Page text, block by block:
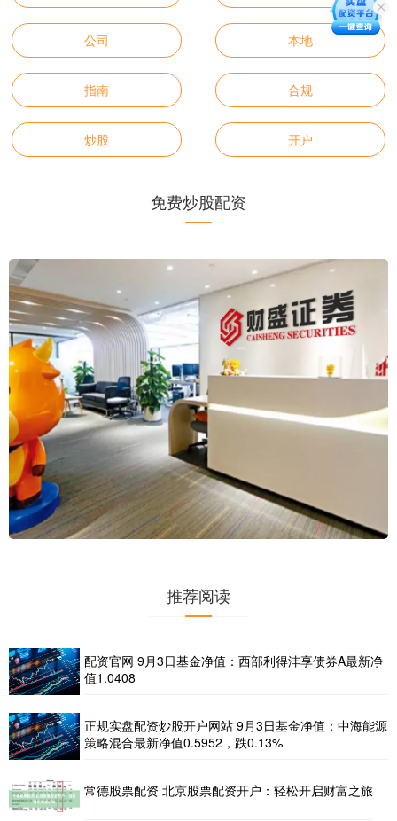
公司 本地
指南 合规
炒股 开户
免费炒股配资
推荐阅读
配资官网 9月3日基金净值：西部利得沣享债券A最新净
值1.0408
正规实盘配资炒股开户网站 9月3日基金净值：中海能源
策略混合最新净值0.5952，跌0.13%
常德股票配资 北京股票配资开户：轻松开启财富之旅